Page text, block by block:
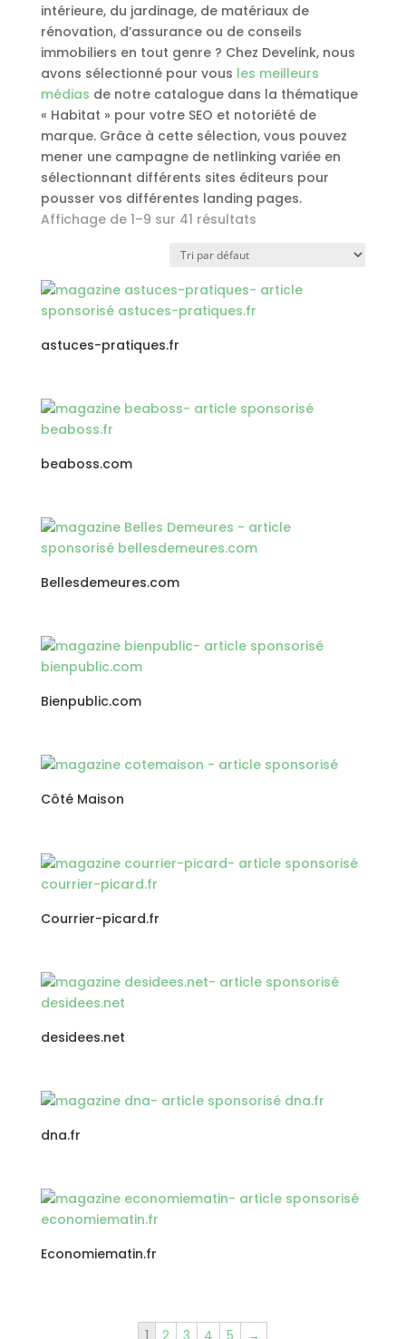
intérieure, du jardinage, de matériaux de
rénovation, d’assurance ou de conseils
immobiliers en tout genre ? Chez Develink, nous
avons sélectionné pour vous les meilleurs
médias de notre catalogue dans la thématique
« Habitat » pour votre SEO et notoriété de
marque. Grâce à cette sélection, vous pouvez
mener une campagne de netlinking variée en
sélectionnant différents sites éditeurs pour
pousser vos différentes landing pages.
Affichage de 1–9 sur 41 résultats
astuces-pratiques.fr
beaboss.com
Bellesdemeures.com
Bienpublic.com
Côté Maison
Courrier-picard.fr
desidees.net
dna.fr
Economiematin.fr
1 2 3 4 5 →